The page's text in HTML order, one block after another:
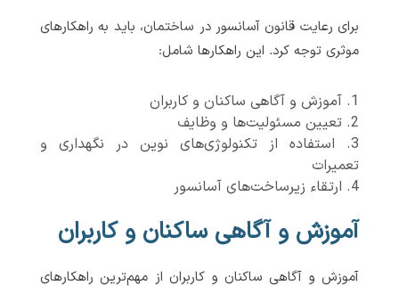
برای رعایت قانون آسانسور در ساختمان، باید به راهکارهای
موثری توجه کرد. این راهکارها شامل:
آموزش و آگاهی ساکنان و کاربران
تعیین مسئولیت‌ها و وظایف
استفاده از تکنولوژی‌های نوین در نگهداری و
تعمیرات
ارتقاء زیرساخت‌های آسانسور
آموزش و آگاهی ساکنان و کاربران
آموزش و آگاهی ساکنان و کاربران از مهم‌ترین راهکارهای